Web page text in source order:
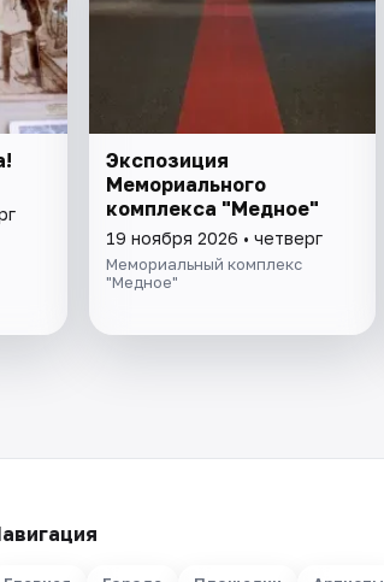
Экспозиция
Мемориального
комплекса "Медное"
19 ноября 2026 • четверг
Мемориальный комплекс
"Медное"